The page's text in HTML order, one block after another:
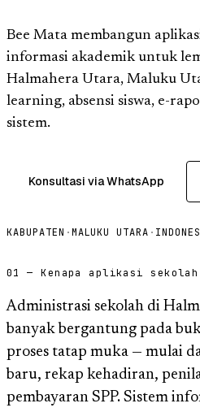
Bee Mata membangun
informasi akademik untuk
Halmahera Utara, Maluku
learning, absensi siswa, e-
sistem.
Konsultasi via WhatsApp
KABUPATEN ·MALUKU UTARA ·
01 — Kenapa aplikasi sekolah
Administrasi sekolah di
banyak bergantung pada
proses tatap muka — mulai
baru, rekap kehadiran,
pembayaran SPP. Sistem